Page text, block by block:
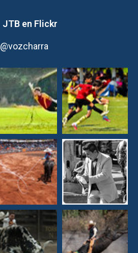
JTB en Flickr
@vozcharra